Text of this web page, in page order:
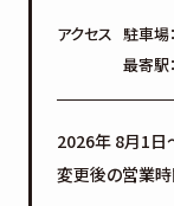
アクセス 駐車場
最寄駅
2026年 8月1日
変更後の営業時